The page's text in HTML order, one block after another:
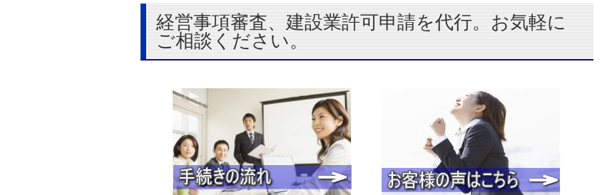
経営事項審査、建設業許可申請を代行。お気軽に
ご相談ください。